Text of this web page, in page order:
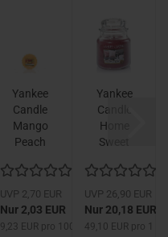
Yankee
Candle
Mango
Peach
Tart 22
g...
UVP 2,70 EUR
Nur 2,03 EUR
9,23 EUR pro 100 g
Yankee
Candle
Home
Sweet
411 g
UVP 26,90 EUR
Nur 20,18 EUR
49,10 EUR pro 1 kg